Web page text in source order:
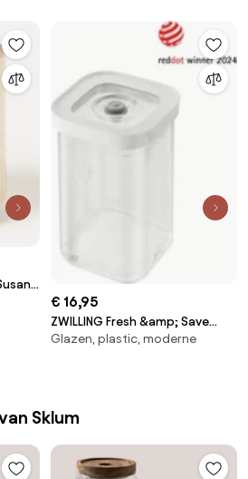
€ 16,95
ZWILLING Fresh &amp; Save
CUBE CUBE-doos 2S / 11 cm,
Glazen, plastic, moderne
Sklum